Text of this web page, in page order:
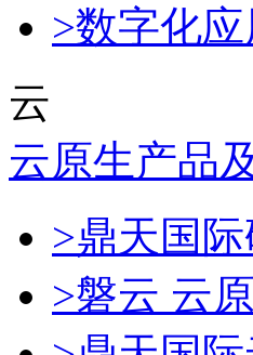
>数字化
云
云原生产品
>鼎天国
>磐云 云